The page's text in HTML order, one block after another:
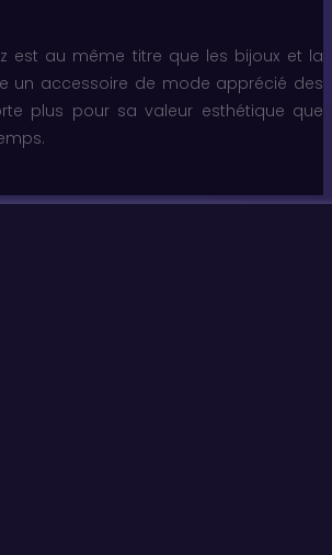
est au même titre que les bijoux et la
un accessoire de mode apprécié des
plus pour sa valeur esthétique que